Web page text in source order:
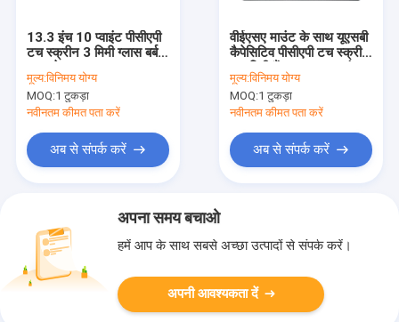
13.3 इंच 10 प्वाइंट पीसीएपी
टच स्क्रीन 3 मिमी ग्लास बर्बर
सबूत के साथ
मूल्य:विनिमय योग्य
MOQ:1 टुकड़ा
नवीनतम कीमत पता करें
अब से संपर्क करें
वीईएसए माउंट के साथ यूएसबी
कैपेसिटिव पीसीएपी टच स्क्रीन
75 मिमी वैंडलप्रूफ 17 इंच
मूल्य:विनिमय योग्य
MOQ:1 टुकड़ा
नवीनतम कीमत पता करें
अब से संपर्क करें
अपना समय बचाओ
हमें आप के साथ सबसे अच्छा उत्पादों से संपर्क करें।
अपनी आवश्यकता दें